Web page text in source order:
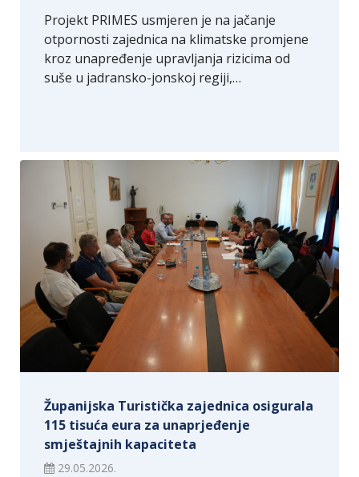
Projekt PRIMES usmjeren je na jačanje
otpornosti zajednica na klimatske promjene
kroz unapređenje upravljanja rizicima od
suše u jadransko-jonskoj regiji,…
Županijska Turistička zajednica osigurala
115 tisuća eura za unaprjeđenje
smještajnih kapaciteta
29.05.2026.